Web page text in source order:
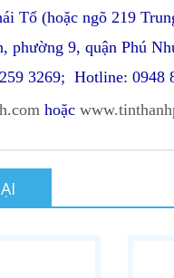
Tổ (hoặc ngõ 219
phường 9, quận Phú
3269; Hotline: 0948
hoặc